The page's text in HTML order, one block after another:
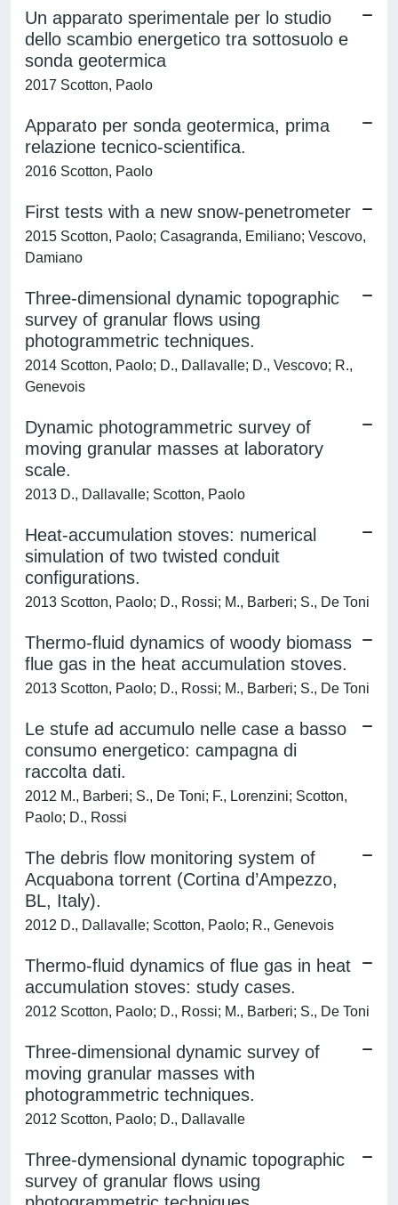
Un apparato sperimentale per lo studio
dello scambio energetico tra sottosuolo e
sonda geotermica
2017 Scotton, Paolo
Apparato per sonda geotermica, prima
relazione tecnico-scientifica.
2016 Scotton, Paolo
First tests with a new snow-penetrometer
2015 Scotton, Paolo; Casagranda, Emiliano; Vescovo,
Damiano
Three-dimensional dynamic topographic
survey of granular flows using
photogrammetric techniques.
2014 Scotton, Paolo; D., Dallavalle; D., Vescovo; R.,
Genevois
Dynamic photogrammetric survey of
moving granular masses at laboratory
scale.
2013 D., Dallavalle; Scotton, Paolo
Heat-accumulation stoves: numerical
simulation of two twisted conduit
configurations.
2013 Scotton, Paolo; D., Rossi; M., Barberi; S., De Toni
Thermo-fluid dynamics of woody biomass
flue gas in the heat accumulation stoves.
2013 Scotton, Paolo; D., Rossi; M., Barberi; S., De Toni
Le stufe ad accumulo nelle case a basso
consumo energetico: campagna di
raccolta dati.
2012 M., Barberi; S., De Toni; F., Lorenzini; Scotton,
Paolo; D., Rossi
The debris flow monitoring system of
Acquabona torrent (Cortina d’Ampezzo,
BL, Italy).
2012 D., Dallavalle; Scotton, Paolo; R., Genevois
Thermo-fluid dynamics of flue gas in heat
accumulation stoves: study cases.
2012 Scotton, Paolo; D., Rossi; M., Barberi; S., De Toni
Three-dimensional dynamic survey of
moving granular masses with
photogrammetric techniques.
2012 Scotton, Paolo; D., Dallavalle
Three-dymensional dynamic topographic
survey of granular flows using